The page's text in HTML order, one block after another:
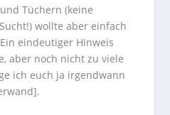
Tüchern (keine
wollte aber einfach
eindeutiger Hinweis
aber noch nicht zu viele
ich euch ja irgendwann